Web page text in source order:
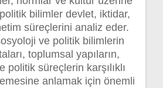
bilimler devlet, iktidar,
süreçlerini analiz eder.
ve politik bilimlerin
toplumsal yapıların,
politik süreçlerin karşılıklı
anlamak için önemli